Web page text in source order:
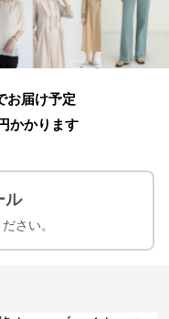
お届け予定
円かかります
ル
さい。